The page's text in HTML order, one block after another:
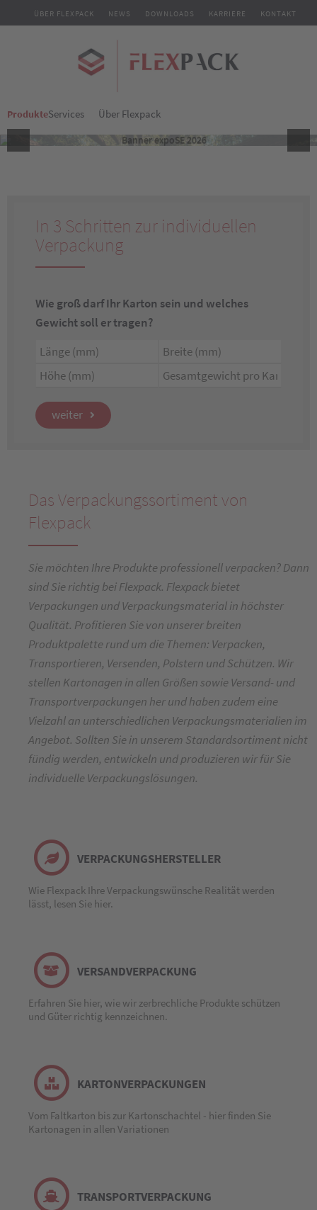
ÜBER FLEXPACK NEWS DOWNLOADS KARRIERE KONTAKT
ProdukteServices Über Flexpack
In 3 Schritten zur individuellen
Verpackung
Wie groß darf Ihr Karton sein und welches
Gewicht soll er tragen?
weiter
Das Verpackungssortiment von
Flexpack
Sie möchten Ihre Produkte professionell verpacken? Dann
sind Sie richtig bei Flexpack. Flexpack bietet
Verpackungen und Verpackungsmaterial in höchster
Qualität. Profitieren Sie von unserer breiten
Produktpalette rund um die Themen: Verpacken,
Transportieren, Versenden, Polstern und Schützen. Wir
stellen Kartonagen in allen Größen sowie Versand- und
Transportverpackungen her und haben zudem eine
Vielzahl an unterschiedlichen Verpackungsmaterialien im
Angebot. Sollten Sie in unserem Standardsortiment nicht
fündig werden, entwickeln und produzieren wir für Sie
individuelle Verpackungslösungen.
VERPACKUNGSHERSTELLER
Wie Flexpack Ihre Verpackungswünsche Realität werden
lässt, lesen Sie hier.
VERSANDVERPACKUNG
Erfahren Sie hier, wie wir zerbrechliche Produkte schützen
und Güter richtig kennzeichnen.
KARTONVERPACKUNGEN
Vom Faltkarton bis zur Kartonschachtel - hier finden Sie
Kartonagen in allen Variationen
TRANSPORTVERPACKUNG